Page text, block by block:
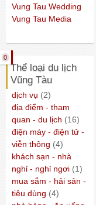
0
Vung Tau Wedding
Vung Tau Media
Thể loại du lịch
Vũng Tàu
dịch vụ (2)
địa điểm - tham
quan - du lịch (16)
điện máy - điện tử -
viễn thông (4)
khách sạn - nhà
nghỉ - nghỉ ngơi (1)
mua sắm - hải sản -
tiêu dùng (4)